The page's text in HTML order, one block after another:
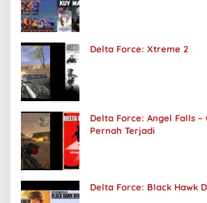
Delta Force: Xtreme 2
Delta Force: Angel Falls
Pernah Terjadi
Delta Force: Black Hawk